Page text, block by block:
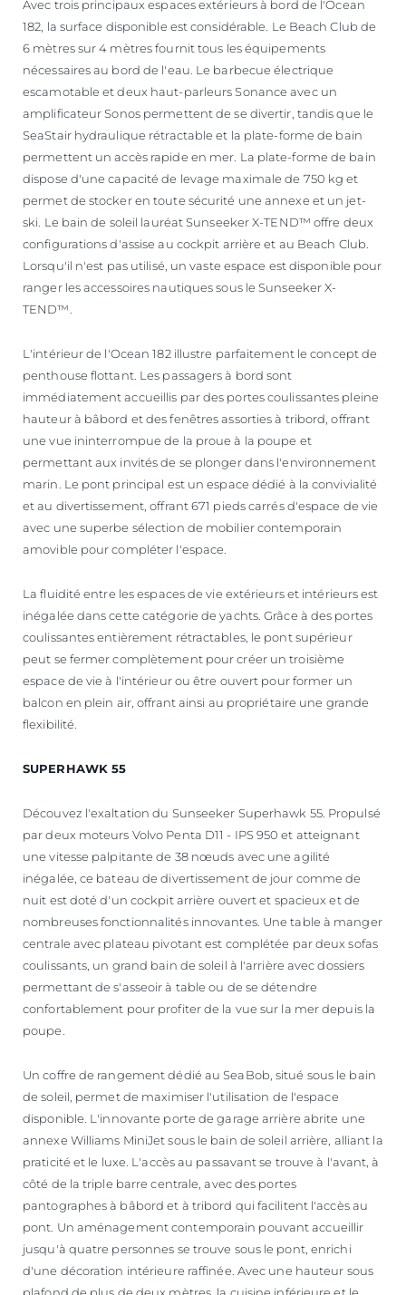
Avec trois principaux espaces extérieurs à bord de l'Ocean
182, la surface disponible est considérable. Le Beach Club de
6 mètres sur 4 mètres fournit tous les équipements
nécessaires au bord de l'eau. Le barbecue électrique
escamotable et deux haut-parleurs Sonance avec un
amplificateur Sonos permettent de se divertir, tandis que le
SeaStair hydraulique rétractable et la plate-forme de bain
permettent un accès rapide en mer. La plate-forme de bain
dispose d'une capacité de levage maximale de 750 kg et
permet de stocker en toute sécurité une annexe et un jet-
ski. Le bain de soleil lauréat Sunseeker X-TEND™ offre deux
configurations d'assise au cockpit arrière et au Beach Club.
Lorsqu'il n'est pas utilisé, un vaste espace est disponible pour
ranger les accessoires nautiques sous le Sunseeker X-
TEND™.
L'intérieur de l'Ocean 182 illustre parfaitement le concept de
penthouse flottant. Les passagers à bord sont
immédiatement accueillis par des portes coulissantes pleine
hauteur à bâbord et des fenêtres assorties à tribord, offrant
une vue ininterrompue de la proue à la poupe et
permettant aux invités de se plonger dans l'environnement
marin. Le pont principal est un espace dédié à la convivialité
et au divertissement, offrant 671 pieds carrés d'espace de vie
avec une superbe sélection de mobilier contemporain
amovible pour compléter l'espace.
La fluidité entre les espaces de vie extérieurs et intérieurs est
inégalée dans cette catégorie de yachts. Grâce à des portes
coulissantes entièrement rétractables, le pont supérieur
peut se fermer complètement pour créer un troisième
espace de vie à l'intérieur ou être ouvert pour former un
balcon en plein air, offrant ainsi au propriétaire une grande
flexibilité.
SUPERHAWK 55
Découvez l'exaltation du Sunseeker Superhawk 55. Propulsé
par deux moteurs Volvo Penta D11 - IPS 950 et atteignant
une vitesse palpitante de 38 nœuds avec une agilité
inégalée, ce bateau de divertissement de jour comme de
nuit est doté d'un cockpit arrière ouvert et spacieux et de
nombreuses fonctionnalités innovantes. Une table à manger
centrale avec plateau pivotant est complétée par deux sofas
coulissants, un grand bain de soleil à l'arrière avec dossiers
permettant de s'asseoir à table ou de se détendre
confortablement pour profiter de la vue sur la mer depuis la
poupe.
Un coffre de rangement dédié au SeaBob, situé sous le bain
de soleil, permet de maximiser l'utilisation de l'espace
disponible. L'innovante porte de garage arrière abrite une
annexe Williams MiniJet sous le bain de soleil arrière, alliant la
praticité et le luxe. L'accès au passavant se trouve à l'avant, à
côté de la triple barre centrale, avec des portes
pantographes à bâbord et à tribord qui facilitent l'accès au
pont. Un aménagement contemporain pouvant accueillir
jusqu'à quatre personnes se trouve sous le pont, enrichi
d'une décoration intérieure raffinée. Avec une hauteur sous